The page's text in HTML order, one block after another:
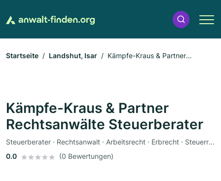
Startseite Landshut, Isar
Kämpfe-Kraus & Partner
Kämpfe-Kraus & Partner
Rechtsanwälte Steuerberater
Steuerberater · Rechtsanwalt · Arbeitsrecht · Erbrecht · Steuerrecht · Wirtschaftsrecht
0.0
(0 Bewertungen)